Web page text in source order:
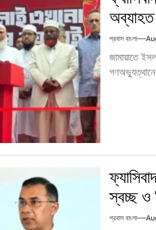
অব্যাহত
প্রবাস বাংলা
জামায়াতে
স্বচ্ছ ও
প্রবাস বাংলা